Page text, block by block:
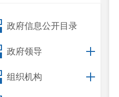
政府信息公开目录
政府领导
组织机构